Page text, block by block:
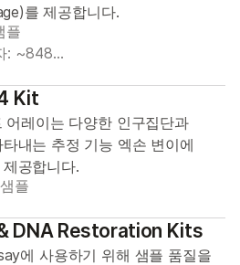
를 제공합니다.
플
: ~848…
Kit
레이는 다양한 인구집단과
내는 추정 기능 엑손 변이에
공합니다.
플
DNA Restoration Kits
에 사용하기 위해 샘플 품질을